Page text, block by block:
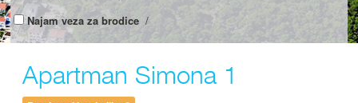
Najam veza za brodice /
Apartman Simona 1